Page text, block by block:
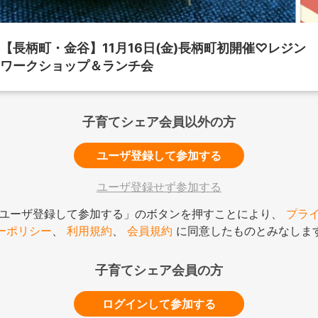
【長柄町・金谷】11月16日(金)長柄町初開催♡レジン
ワークショップ＆ランチ会
子育てシェア会員以外の方
ユーザ登録して参加する
ユーザ登録せず参加する
ーザ登録して参加する」のボタンを押すことにより、 プラ
ポリシー
利用規約 会員規約 に同意したものとみなしま
子育てシェア会員の方
ログインして参加する